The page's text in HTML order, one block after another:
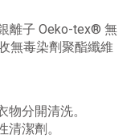
離子 Oeko-tex® 無
無毒染劑聚酯纖維
分開清洗。
潔劑。